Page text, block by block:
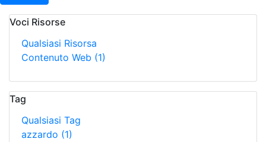
Voci Risorse
Qualsiasi Risorsa
Contenuto Web (1)
Tag
Qualsiasi Tag
azzardo (1)